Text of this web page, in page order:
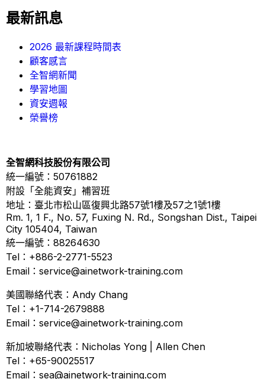
最新訊息
2026 最新課程時間表
顧客感言
全智網新聞
學習地圖
資安週報
榮譽榜
全智網科技股份有限公司
統一編號：50761882
附設「全能資安」補習班
地址：臺北市松山區復興北路57號1樓及57之1號1樓
Rm. 1, 1 F., No. 57, Fuxing N. Rd., Songshan Dist., Taipei
City 105404, Taiwan
統一編號：88264630
Tel：+886-2-2771-5523
Email：service@ainetwork-training.com
美國聯絡代表：Andy Chang
Tel：+1-714-2679888
Email：service@ainetwork-training.com
新加坡聯絡代表：Nicholas Yong | Allen Chen
Tel：+65-90025517
Email：sea@ainetwork-training.com